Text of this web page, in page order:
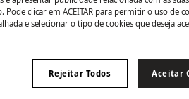
XS
Pode clicar em ACEITAR para permitir o uso de
e selecionar o tipo de cookies que deseja
Rejeitar Todos Aceitar